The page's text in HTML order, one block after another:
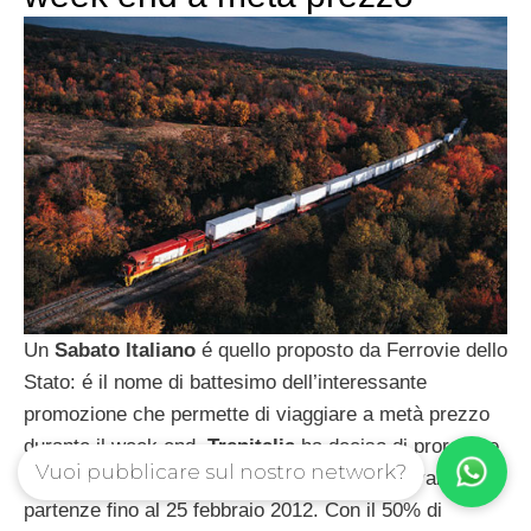
Un Sabato Italiano é quello proposto da Ferrovie dello
Stato: é il nome di battesimo dell’interessante
promozione che permette di viaggiare a metà prezzo
durante il week end. Trenitalia ha deciso di prorogare
di due mesi la promozione, che resta quindi valida per
partenze fino al 25 febbraio 2012. Con il 50% di
Vuoi pubblicare sul nostro network?